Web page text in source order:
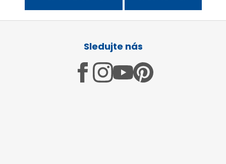
Sledujte nás